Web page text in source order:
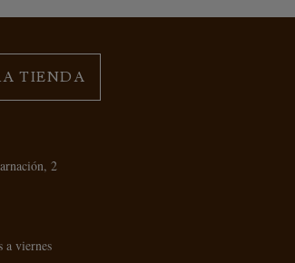
TIENDA
2
a viernes